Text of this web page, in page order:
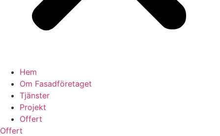
Hem
Om Fasadföretaget
Tjänster
Projekt
Offert
Offert